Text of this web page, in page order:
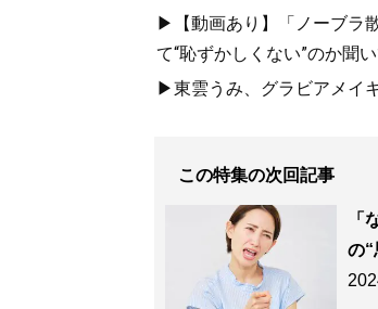
▶【動画あり】「ノーブラ
て“恥ずかしくない”のか聞
▶東雲うみ、グラビアメイ
この特集の次回記事
「
の“